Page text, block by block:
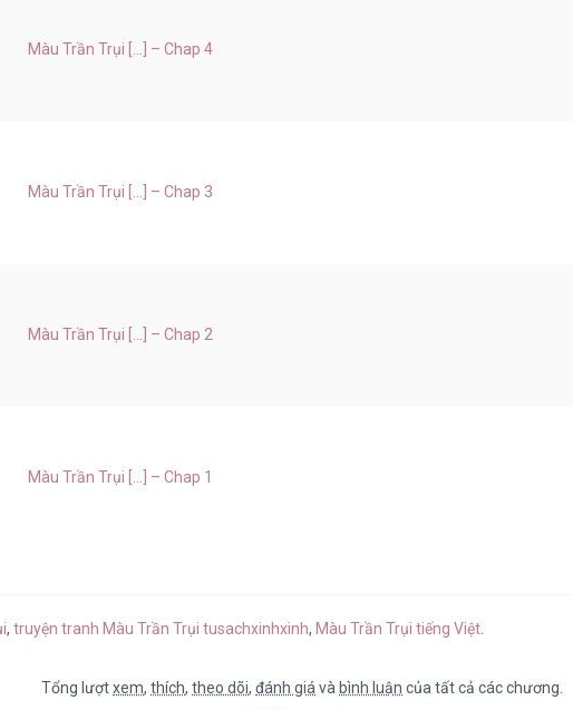
Màu Trần Trụi [...] – Chap 4
Màu Trần Trụi [...] – Chap 3
Màu Trần Trụi [...] – Chap 2
Màu Trần Trụi [...] – Chap 1
,truyện tranh Màu Trần Trụi tusachxinhxinh, Màu Trần Trụi tiếng Việt
Tổng lượtxem,thích,theo dõi,đánh giá và bình luận của tất cả các chương.